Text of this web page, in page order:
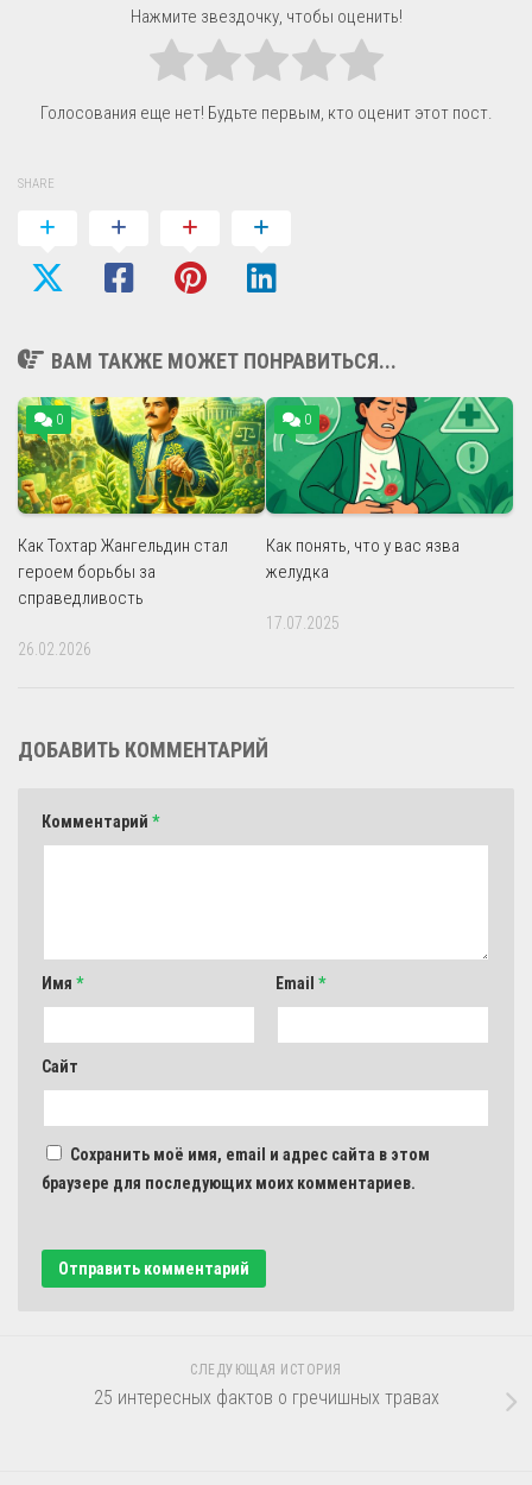
Нажмите звездочку, чтобы оценить!
Голосования еще нет! Будьте первым, кто оценит этот пост.
SHARE
ВАМ ТАКЖЕ МОЖЕТ ПОНРАВИТЬСЯ...
0
Как Тохтар Жангельдин стал
героем борьбы за
справедливость
26.02.2026
0
Как понять, что у вас язва
желудка
17.07.2025
ДОБАВИТЬ КОММЕНТАРИЙ
Комментарий *
Имя * Email *
Сайт
Сохранить моё имя, email и адрес сайта в этом
браузере для последующих моих комментариев.
СЛЕДУЮЩАЯ ИСТОРИЯ
25 интересных фактов о гречишных травах